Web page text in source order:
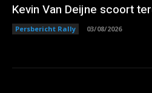
Kevin Van Deijne scoort
Persbericht Rally 03/08/2026